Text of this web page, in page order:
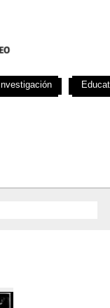
Investigación